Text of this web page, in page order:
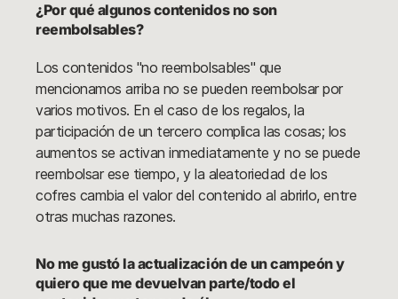
¿Por qué algunos contenidos no son
reembolsables?
Los contenidos "no reembolsables" que
mencionamos arriba no se pueden reembolsar por
varios motivos. En el caso de los regalos, la
participación de un tercero complica las cosas; los
aumentos se activan inmediatamente y no se puede
reembolsar ese tiempo, y la aleatoriedad de los
cofres cambia el valor del contenido al abrirlo, entre
otras muchas razones.
No me gustó la actualización de un campeón y
quiero que me devuelvan parte/todo el